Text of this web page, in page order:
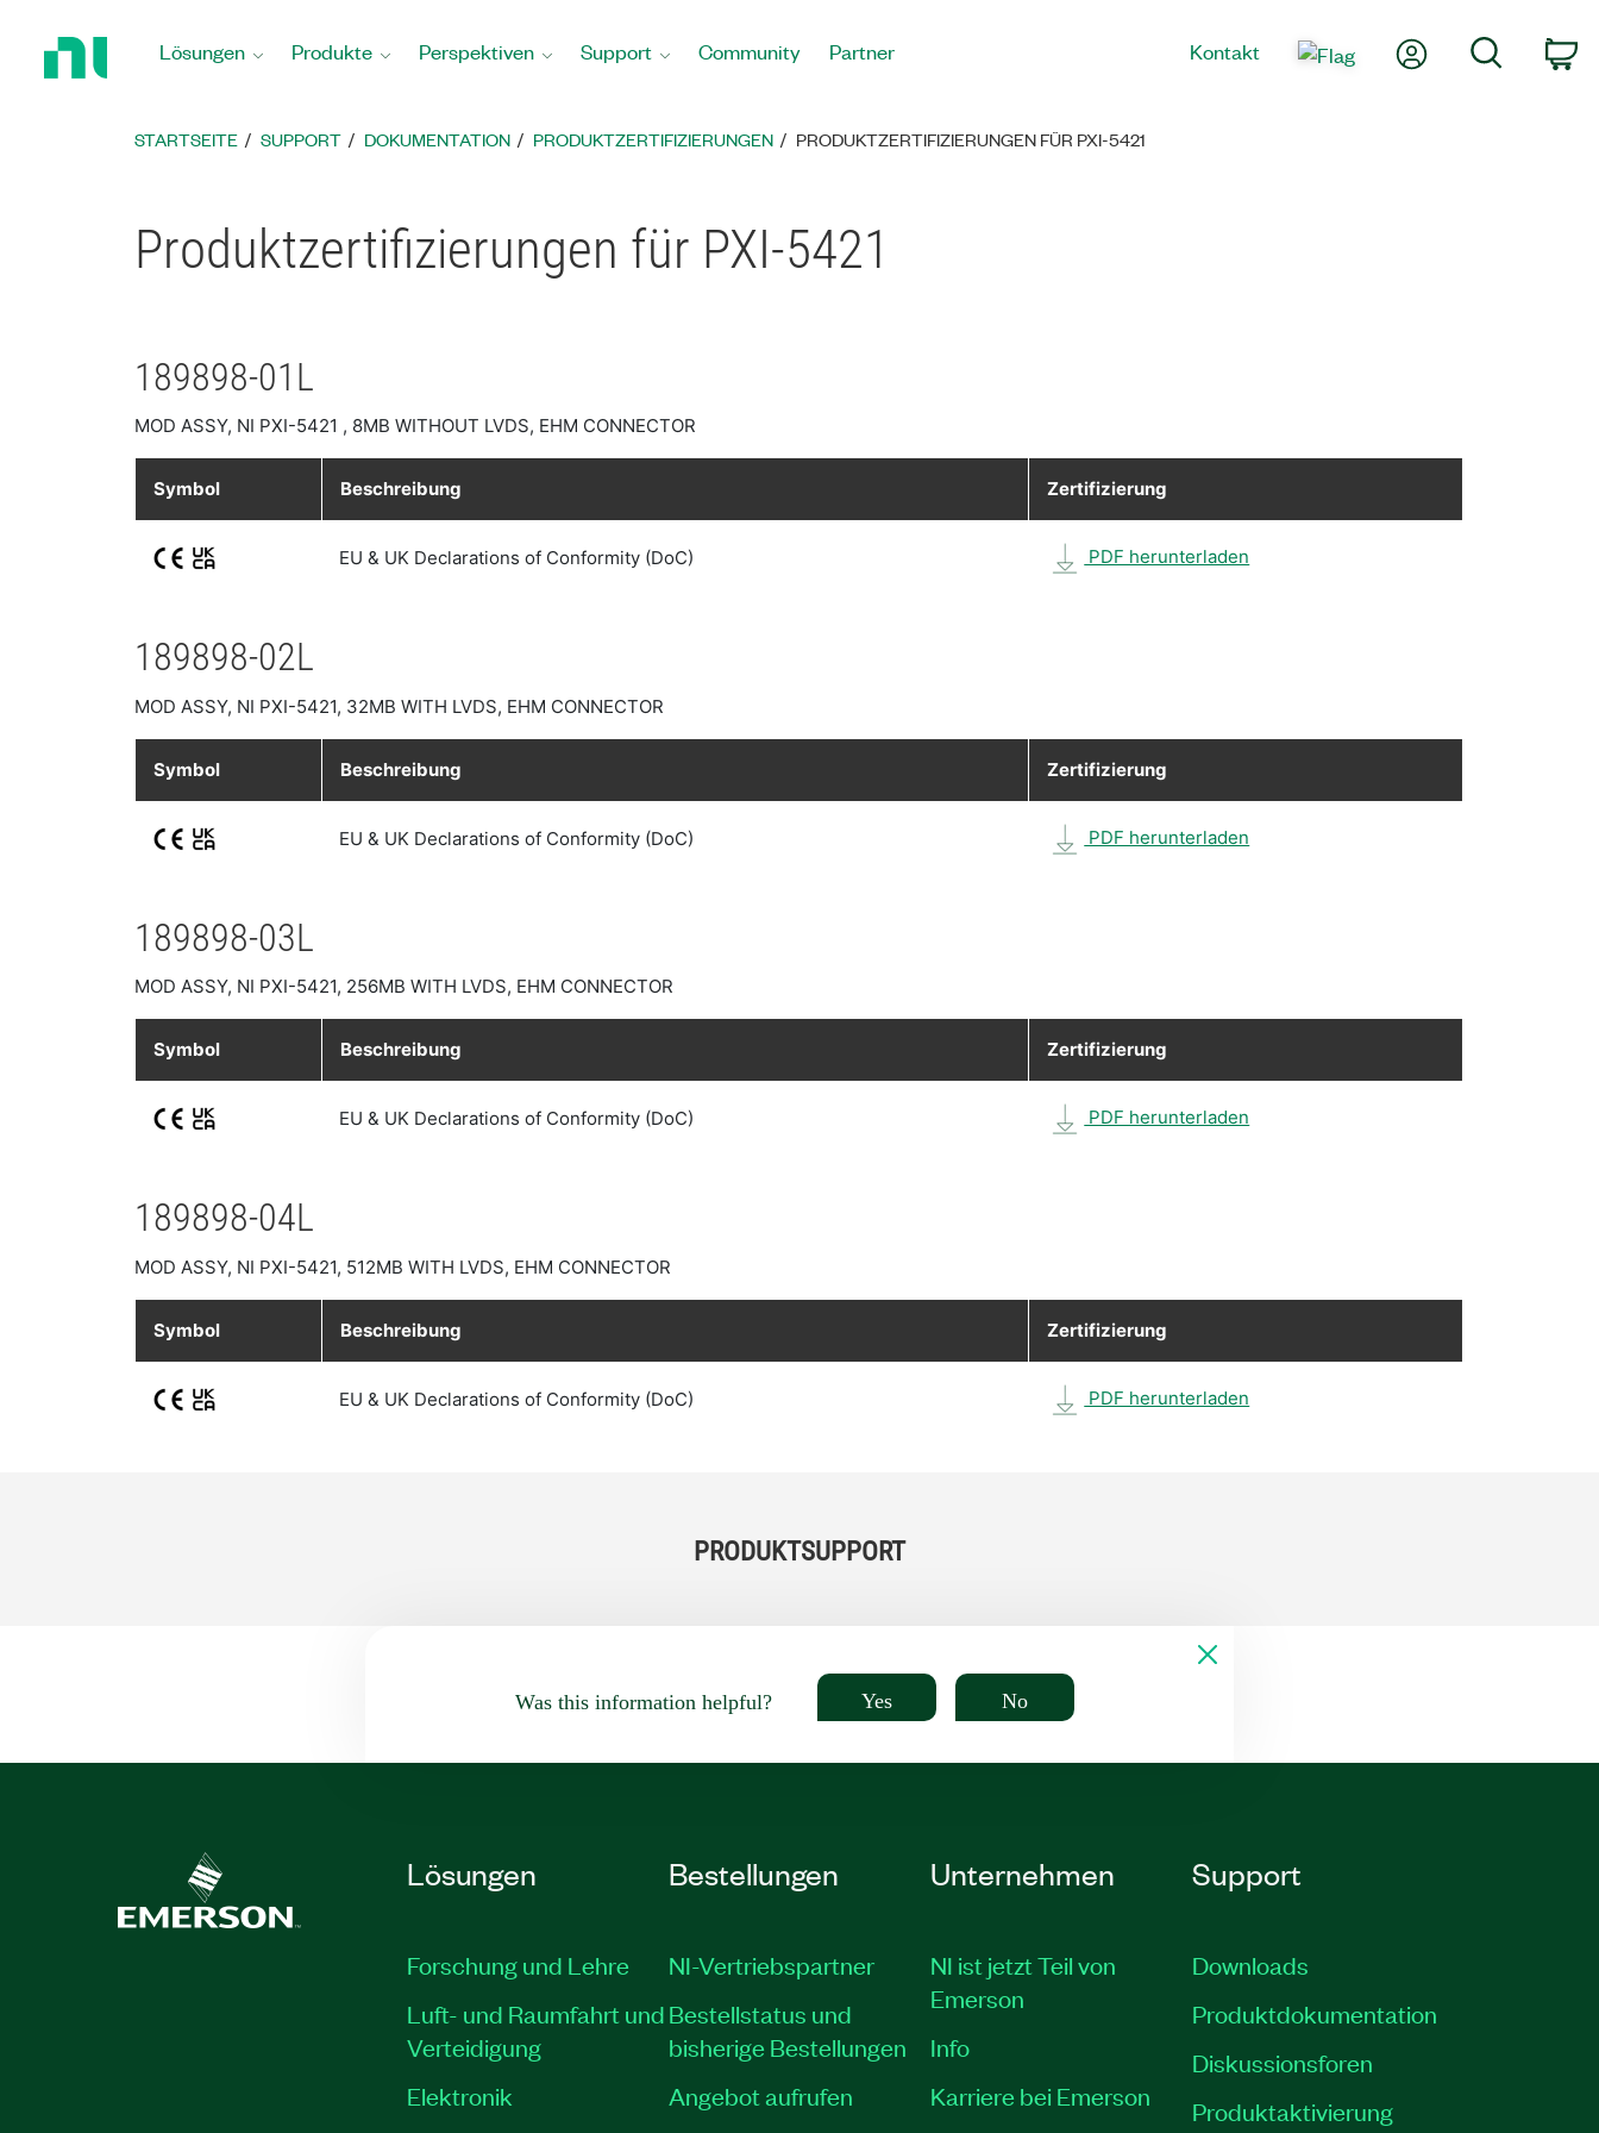
Startseite
Lösungen Produkte Perspektiven Support Community Partner Kontakt Mein KontoSuche
STARTSEITE SUPPORT DOKUMENTATION PRODUKTZERTIFIZIERUNGEN PRODUKTZERTIFIZIERUNGEN FÜR PXI-5421
Produktzertifizierungen für PXI-5421
189898-01L
MOD ASSY, NI PXI-5421 , 8MB WITHOUT LVDS, EHM CONNECTOR
Symbol Beschreibung Zertifizierung
EU & UK Declarations of Conformity (DoC) PDF herunterladen
189898-02L
MOD ASSY, NI PXI-5421, 32MB WITH LVDS, EHM CONNECTOR
Symbol Beschreibung Zertifizierung
EU & UK Declarations of Conformity (DoC) PDF herunterladen
189898-03L
MOD ASSY, NI PXI-5421, 256MB WITH LVDS, EHM CONNECTOR
Symbol Beschreibung Zertifizierung
EU & UK Declarations of Conformity (DoC) PDF herunterladen
189898-04L
MOD ASSY, NI PXI-5421, 512MB WITH LVDS, EHM CONNECTOR
Symbol Beschreibung Zertifizierung
EU & UK Declarations of Conformity (DoC) PDF herunterladen
PRODUKTSUPPORT
Was this information helpful? Yes No
Lösungen
Forschung und Lehre
Luft- und Raumfahrt und
Verteidigung
Elektronik
Bestellungen
NI-Vertriebspartner
Bestellstatus und
bisherige Bestellungen
Angebot aufrufen
Unternehmen
NI ist jetzt Teil von
Emerson
Info
Karriere bei Emerson
Support
Downloads
Produktdokumentation
Diskussionsforen
Produktaktivierung